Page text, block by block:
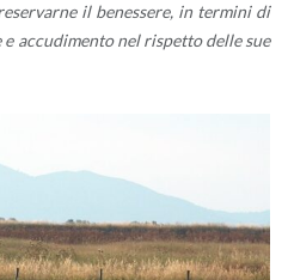
il be­nes­se­re, in ter­mi­ni di
ac­cu­di­men­to nel ri­spet­to delle sue